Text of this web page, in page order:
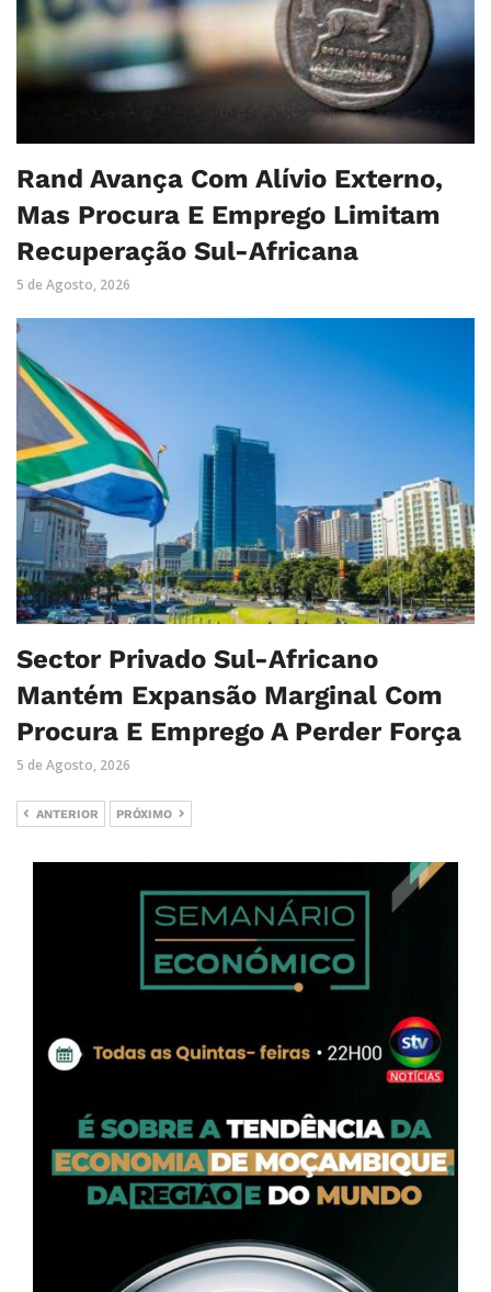
Rand Avança Com Alívio Externo,
Mas Procura E Emprego Limitam
Recuperação Sul-Africana
5 de Agosto, 2026
Sector Privado Sul-Africano
Mantém Expansão Marginal Com
Procura E Emprego A Perder Força
5 de Agosto, 2026
ANTERIOR PRÓXIMO